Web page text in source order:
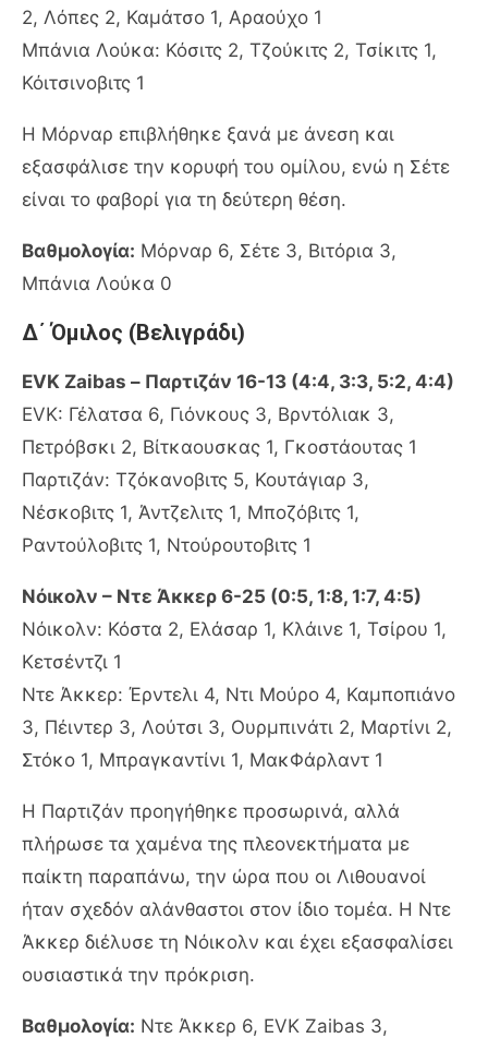
2, Λόπες 2, Καμάτσο 1, Αραούχο 1
Μπάνια Λούκα: Κόσιτς 2, Τζούκιτς 2, Τσίκιτς 1,
Κόιτσινοβιτς 1
Η Μόρναρ επιβλήθηκε ξανά με άνεση και
εξασφάλισε την κορυφή του ομίλου, ενώ η Σέτε
είναι το φαβορί για τη δεύτερη θέση.
Βαθμολογία: Μόρναρ 6, Σέτε 3, Βιτόρια 3,
Μπάνια Λούκα 0
Δ΄ Όμιλος (Βελιγράδι)
EVK Zaibas – Παρτιζάν 16-13 (4:4, 3:3, 5:2, 4:4)
EVK: Γέλατσα 6, Γιόνκους 3, Βρντόλιακ 3,
Πετρόβσκι 2, Βίτκαουσκας 1, Γκοστάουτας 1
Παρτιζάν: Τζόκανοβιτς 5, Κουτάγιαρ 3,
Νέσκοβιτς 1, Άντζελιτς 1, Μποζόβιτς 1,
Ραντούλοβιτς 1, Ντούρουτοβιτς 1
Νόικολν – Ντε Άκκερ 6-25 (0:5, 1:8, 1:7, 4:5)
Νόικολν: Κόστα 2, Ελάσαρ 1, Κλάινε 1, Τσίρου 1,
Κετσέντζι 1
Ντε Άκκερ: Έρντελι 4, Ντι Μούρο 4, Καμποπιάνο
3, Πέιντερ 3, Λούτσι 3, Ουρμπινάτι 2, Μαρτίνι 2,
Στόκο 1, Μπραγκαντίνι 1, ΜακΦάρλαντ 1
Η Παρτιζάν προηγήθηκε προσωρινά, αλλά
πλήρωσε τα χαμένα της πλεονεκτήματα με
παίκτη παραπάνω, την ώρα που οι Λιθουανοί
ήταν σχεδόν αλάνθαστοι στον ίδιο τομέα. Η Ντε
Άκκερ διέλυσε τη Νόικολν και έχει εξασφαλίσει
ουσιαστικά την πρόκριση.
Βαθμολογία: Ντε Άκκερ 6, EVK Zaibas 3,